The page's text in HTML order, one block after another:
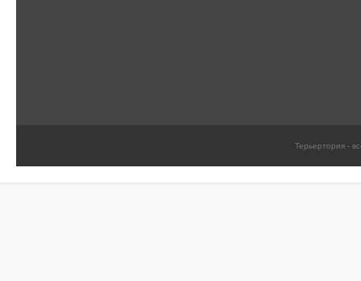
Терьертория -